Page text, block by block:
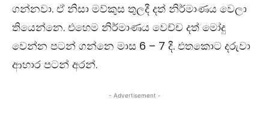
ගන්නවා. ඒ නිසා මව්කුස තුලදී දත් නිර්මාණය වෙලා
තියෙන්නෙ. එහෙම නිර්මාණය වෙච්ච දත් මෝදු
වෙන්න පටන් ගන්නෙ මාස 6 – 7 දී. එතකොට දරුවා
ආහාර පටන් අරන්.
- Advertisement -